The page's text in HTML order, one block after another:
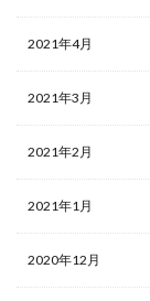
2021年4月
2021年3月
2021年2月
2021年1月
2020年12月